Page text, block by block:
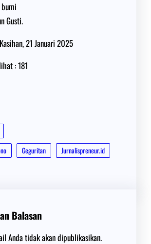
Gusti.
21 Januari 2025
:181
Geguritan Jurnalispreneur.id
Balasan
Anda tidak akan dipublikasikan.